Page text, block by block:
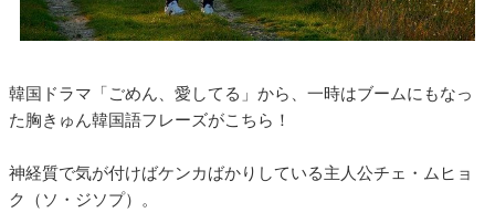
韓国ドラマ「ごめん、愛してる」から、一時はブームにもなっ
た胸きゅん韓国語フレーズがこちら！
神経質で気が付けばケンカばかりしている主人公チェ・ムヒョ
ク（ソ・ジソプ）。